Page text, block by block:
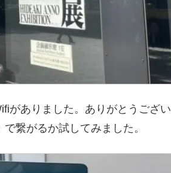
がありました。ありがとうござい
繋がるか試してみました。